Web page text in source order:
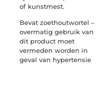
of kunstmest.
Bevat zoethoutwortel –
overmatig gebruik van
dit product moet
vermeden worden in
geval van hypertensie